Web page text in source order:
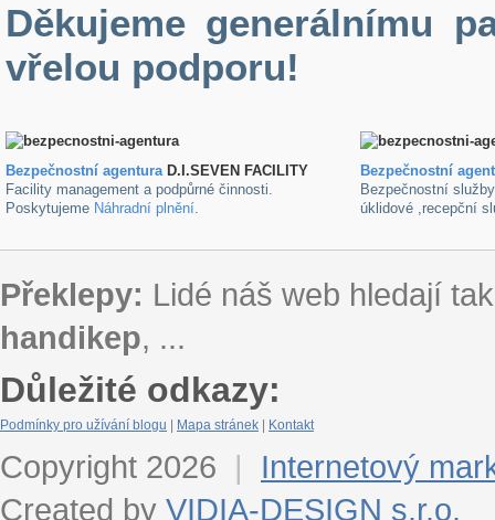
Děkujeme generálnímu
vřelou podporu!
Bezpečnostní agenturaD.I.SEVEN FACILITY
Facility management a podpůrné činnosti.
Poskytujeme Náhradní plnění.
Bezpečnostní
Bezpečnostní
úklidové ,recepční
Překlepy: Lidé náš web hledají
handikep, ...
Důležité odkazy:
Podmínky pro užívání blogu Mapa stránek Kontakt
Copyright 2026 |
Internetový
Created by VIDIA-DESIGN s.r.o.